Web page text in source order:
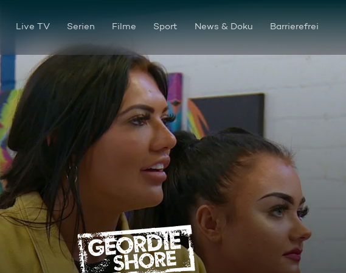
Live TV Serien Filme Sport News & Doku Barrierefrei
Ab nach Benidorm